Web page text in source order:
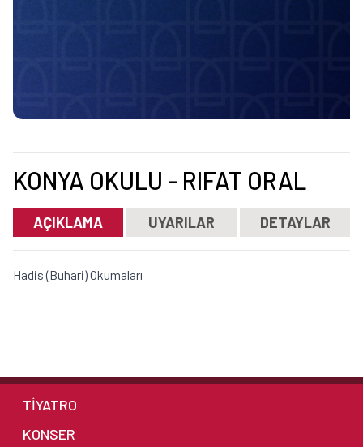
KONYA OKULU - RIFAT ORAL
AÇIKLAMA UYARILAR DETAYLAR
Hadis (Buhari) Okumaları
TİYATRO
KONSER